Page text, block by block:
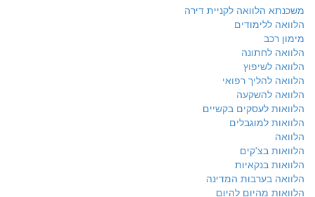
משכנתא הלוואה לקניית דירה
הלוואה ללימודים
מימון רכב
הלוואה לחתונה
הלוואה לשיפוץ
הלוואה להליך רפואי
הלוואה להשקעה
הלוואות לעסקים בקשיים
הלוואות למוגבלים
הלוואה
הלוואות בצ'קים
הלוואות בנקאיות
הלוואה בערבות המדינה
הלוואות מהיום להיום